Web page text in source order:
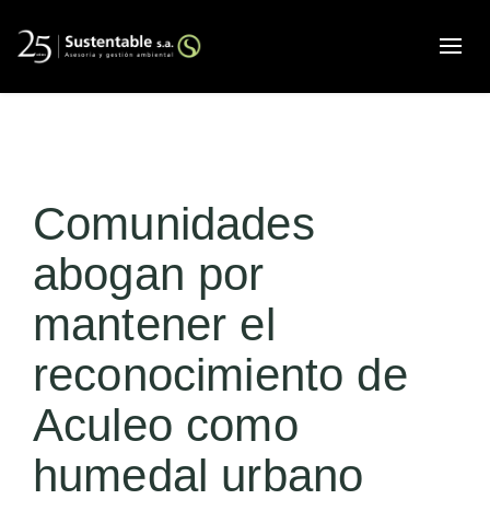
Comunidades
abogan por
mantener el
reconocimiento de
Aculeo como
humedal urbano